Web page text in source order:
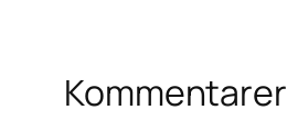
Kommentarer